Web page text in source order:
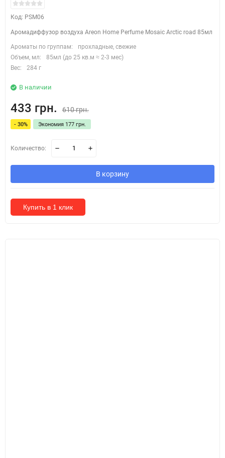
Код: PSM06
Аромадиффузор воздуха Areon Home Perfume Mosaic Arctic road 85мл
Ароматы по группам:
прохладные, свежие
Объем, мл:
85мл (до 25 кв.м ≈ 2-3 мес)
Вес:
284 г
В наличии
433 грн. 610 грн.
- 30% Экономия 177 грн.
Количество:
В корзину
Купить в 1 клик